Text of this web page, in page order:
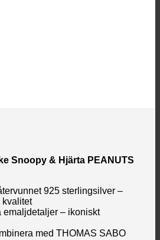
Snoopy & Hjärta PEANUTS
925 sterlingsilver –
kvalitet
emaljdetaljer – ikoniskt
med THOMAS SABO